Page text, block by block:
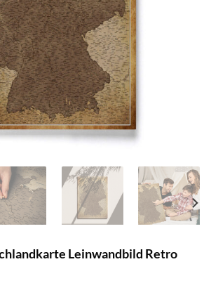
Leinwandbild Retro